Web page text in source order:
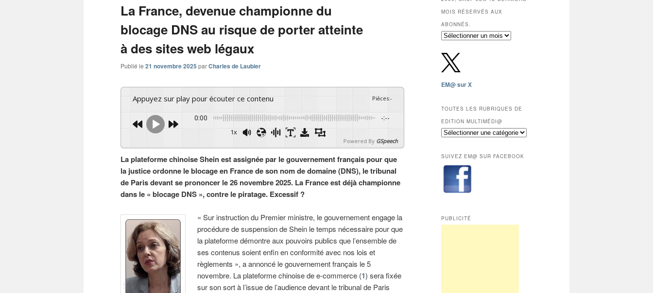
La France, devenue championne du
blocage DNS au risque de porter atteinte
à des sites web légaux
Publié le 21 novembre 2025 parCharles de Laubier
Appuyez sur play pour écouter ce contenu Pièces:-
0:00 -:--
1x
Powered By GSpeech
La plateforme chinoise Shein est assignée par le gouvernement français pour que
la justice ordonne le blocage en France de son nom de domaine (DNS), le tribunal
de Paris devant se prononcer le 26 novembre 2025. La France est déjà championne
dans le « blocage DNS », contre le piratage. Excessif ?
« Sur instruction du Premier ministre, le gouvernement engage la
procédure de suspension de Shein le temps nécessaire pour que
la plateforme démontre aux pouvoirs publics que l’ensemble de
ses contenus soient enfin en conformité avec nos lois et
règlements », a annoncé le gouvernement français le 5
novembre. La plateforme chinoise de e-commerce (1) sera fixée
sur son sort à l’issue de l’audience devant le tribunal de Paris
MOIS RÉSERVÉS AUX
ABONNÉS.
Archives
depuis
2009,
sauf
les
mois
réservés
aux
abonnés.
EM@ sur X
TOUTES LES RUBRIQUES DE
EDITION MULTIMÉDI@
Toutes
de
Edition
Multimédi@
SUIVEZ EM@ SUR FACEBOOK
PUBLICITÉ